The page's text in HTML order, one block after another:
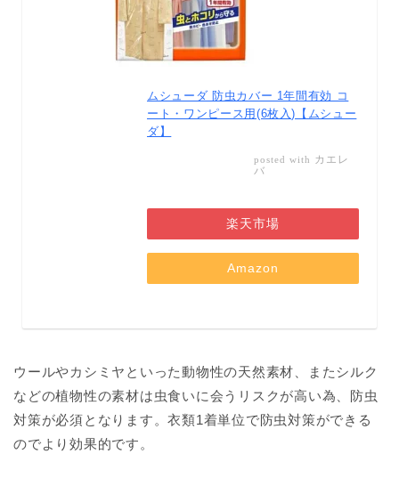
ムシューダ 防虫カバー 1年間有効 コ
ート・ワンピース用(6枚入)【ムシュー
ダ】
posted with カエレ
バ
楽天市場
Amazon
ウールやカシミヤといった動物性の天然素材、またシルク
などの植物性の素材は虫食いに会うリスクが高い為、防虫
対策が必須となります。衣類1着単位で防虫対策ができる
のでより効果的です。